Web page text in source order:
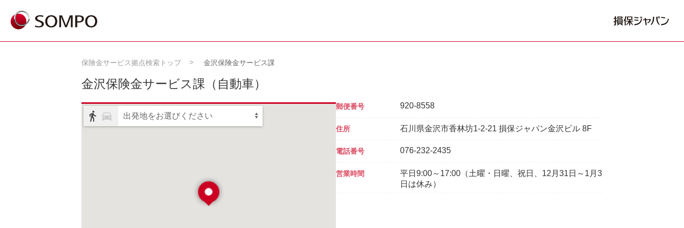
保険金サービス拠点検索トップ 金沢保険金サービス課
金沢保険金サービス課 （自動車）
出発地をお選びください
郵便番号 920-8558
住所 石川県金沢市香林坊1-2-21 損保ジャパン金沢ビル 8F
電話番号 076-232-2435
営業時間
平日9:00～17:00（土曜・日曜、祝日、12月31日～1月3
日は休み）